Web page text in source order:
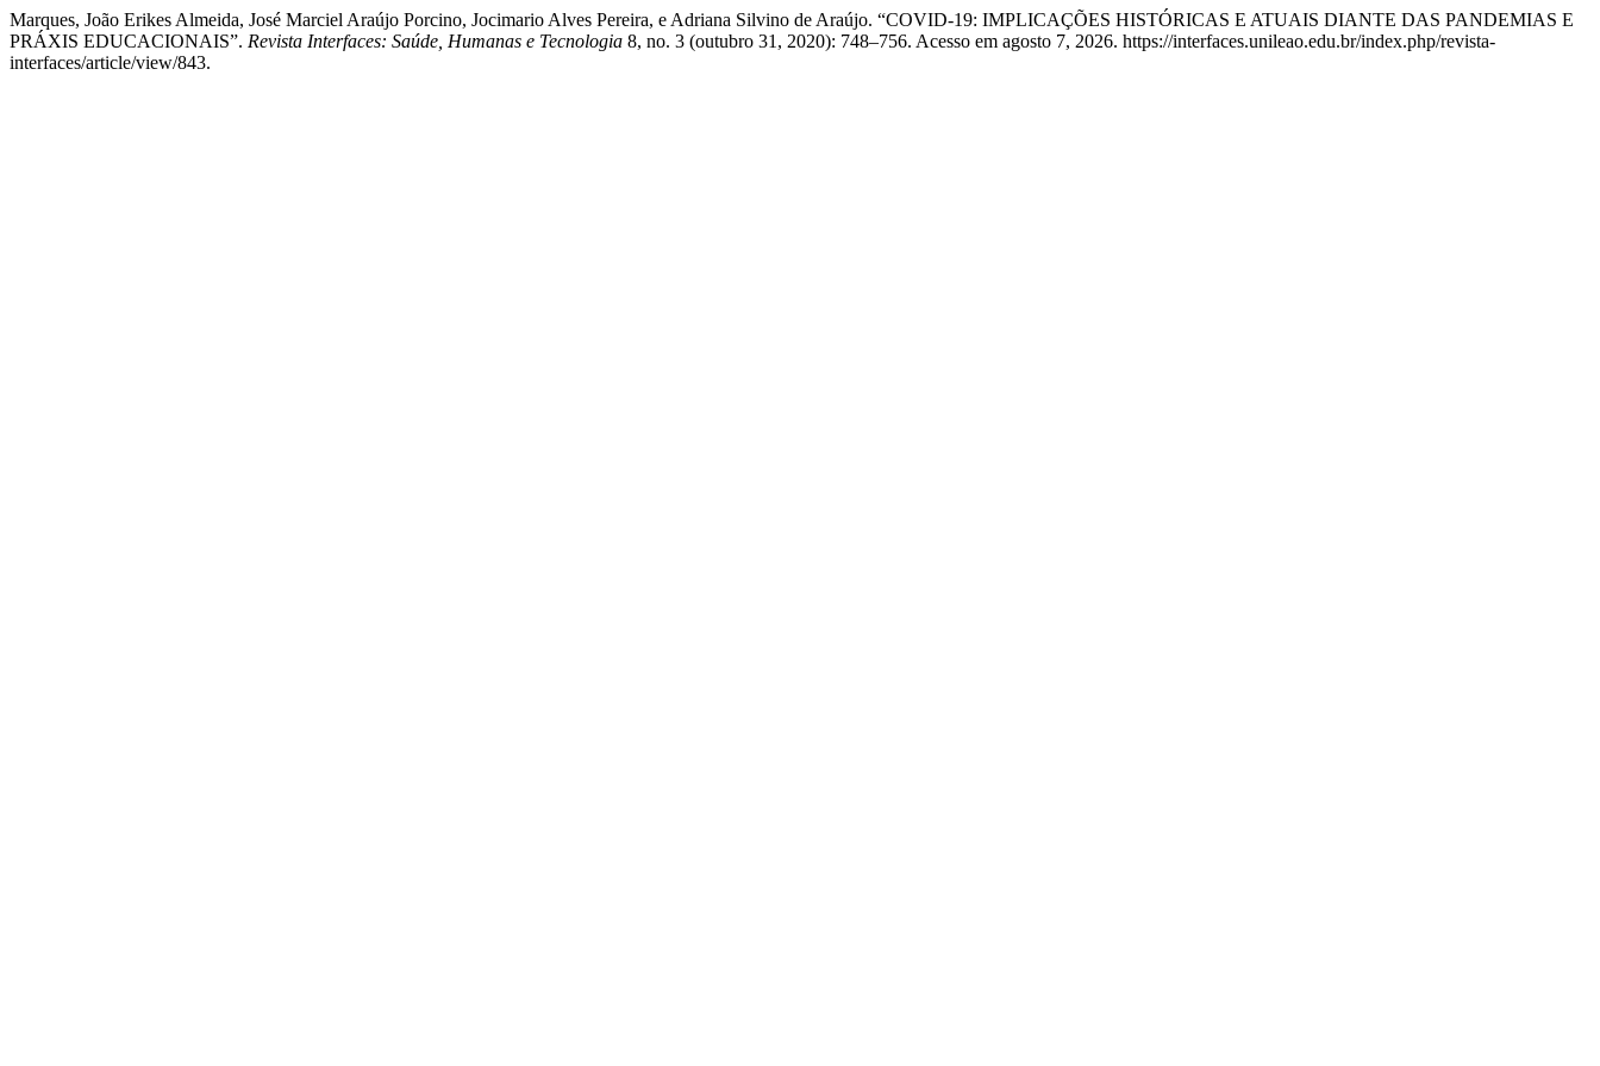
Marques, João Erikes Almeida, José Marciel Araújo Porcino, Jocimario Alves Pereira, e Adriana Silvino de Araújo. “COVID-19: IMPLICAÇÕES HISTÓRICAS E ATUAIS DIANTE DAS PANDEMIAS E
PRÁXIS EDUCACIONAIS”. Revista Interfaces: Saúde, Humanas e Tecnologia 8, no. 3 (outubro 31, 2020): 748–756. Acesso em agosto 7, 2026. https://interfaces.unileao.edu.br/index.php/revista-
interfaces/article/view/843.